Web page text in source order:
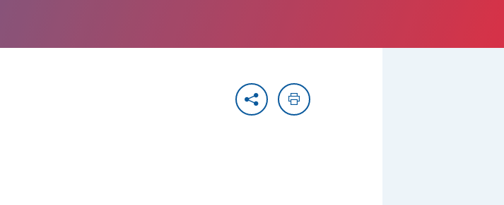
PartagerImprimer